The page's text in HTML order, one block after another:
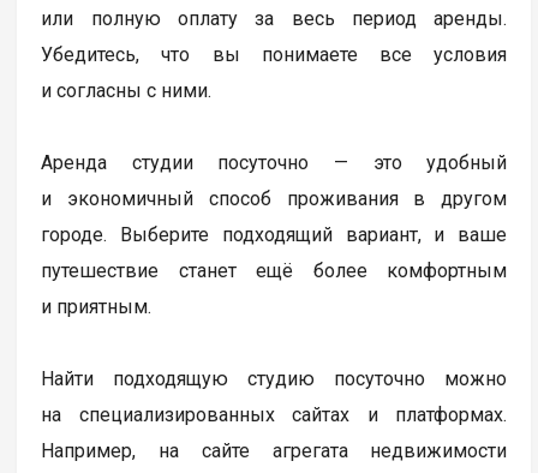
или полную оплату за весь период аренды.
Убедитесь, что вы понимаете все условия
и согласны с ними.
Аренда студии посуточно — это удобный
и экономичный способ проживания в другом
городе. Выберите подходящий вариант, и ваше
путешествие станет ещё более комфортным
и приятным.
Найти подходящую студию посуточно можно
на специализированных сайтах и платформах.
Например, на сайте агрегата недвижимости